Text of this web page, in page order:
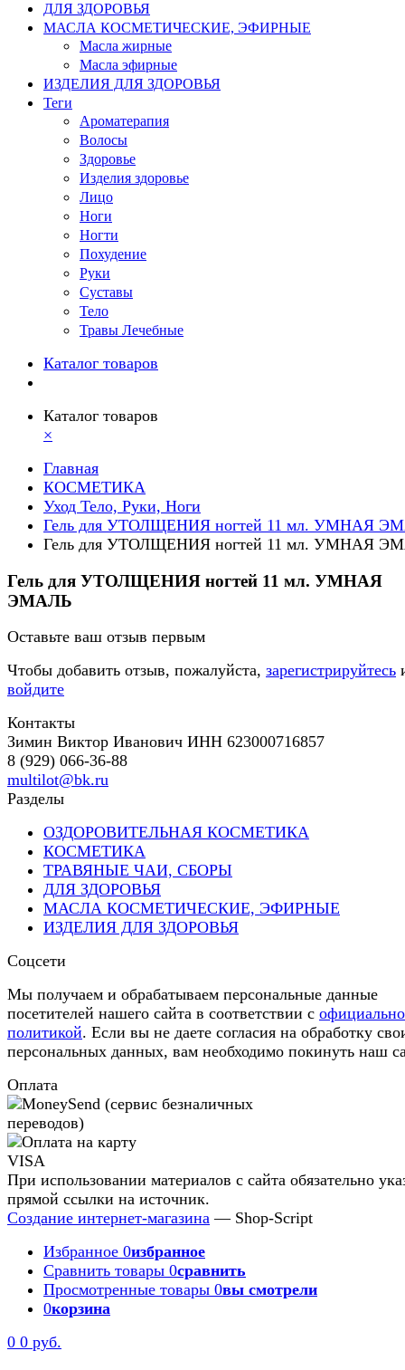
ДЛЯ ЗДОРОВЬЯ
МАСЛА КОСМЕТИЧЕСКИЕ, ЭФИРНЫЕ
Масла жирные
Масла эфирные
ИЗДЕЛИЯ ДЛЯ ЗДОРОВЬЯ
Теги
Ароматерапия
Волосы
Здоровье
Изделия здоровье
Лицо
Ноги
Ногти
Похудение
Руки
Суставы
Тело
Травы Лечебные
Каталог товаров
Каталог товаров
×
Главная
КОСМЕТИКА
Уход Тело, Руки, Ноги
Гель для УТОЛЩЕНИЯ ногтей 11 мл. УМНАЯ
Гель для УТОЛЩЕНИЯ ногтей 11 мл. УМНАЯ
Гель для УТОЛЩЕНИЯ ногтей 11 мл. УМНАЯ
ЭМАЛЬ
Оставьте ваш отзыв первым
Чтобы добавить отзыв, пожалуйста, зарегистрируйтесь
войдите
Контакты
Зимин Виктор Иванович ИНН 623000716857
8 (929) 066-36-88
multilot@bk.ru
Разделы
ОЗДОРОВИТЕЛЬНАЯ КОСМЕТИКА
КОСМЕТИКА
ТРАВЯНЫЕ ЧАИ, СБОРЫ
ДЛЯ ЗДОРОВЬЯ
МАСЛА КОСМЕТИЧЕСКИЕ, ЭФИРНЫЕ
ИЗДЕЛИЯ ДЛЯ ЗДОРОВЬЯ
Соцсети
Мы получаем и обрабатываем персональные данные
посетителей нашего сайта в соответствии с
политикой. Если вы не даете согласия на обработку
персональных данных, вам необходимо покинуть наш
Оплата
При использовании материалов с сайта обязательно
прямой ссылки на источник.
Создание интернет-магазина — Shop-Script
Избранное 0избранное
Сравнить товары 0сравнить
Просмотренные товары 0вы смотрели
0корзина
0 0 руб.